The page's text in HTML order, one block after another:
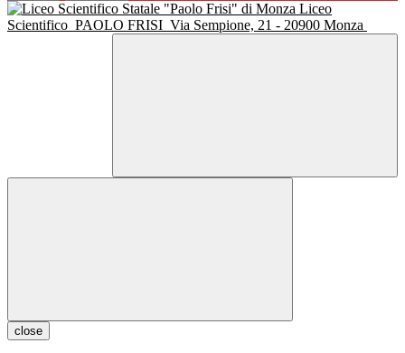
Liceo
Scientifico PAOLO FRISI Via Sempione, 21 - 20900 Monza
close